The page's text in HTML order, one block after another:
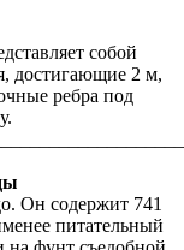
собой
достигающие 2 м,
ребра под
Он содержит 741
питательный